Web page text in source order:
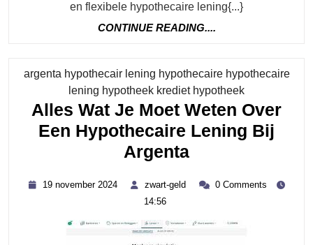
en flexibele hypothecaire lening{...}
CONTINUE READING....
argenta hypothecair lening hypothecaire hypothecaire
lening hypotheek krediet hypotheekCategory
Alles Wat Je Moet Weten Over
Een Hypothecaire Lening Bij
ArgentaAlles
Je
19 november 2024
november
zwart-geld
zwart- 0 Comments
14:56